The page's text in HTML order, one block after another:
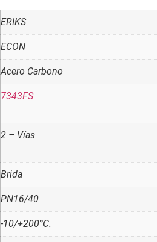
ERIKS
ECON
Acero Carbono
7343FS
2 – Vías
Brida
PN16/40
-10/+200°C.